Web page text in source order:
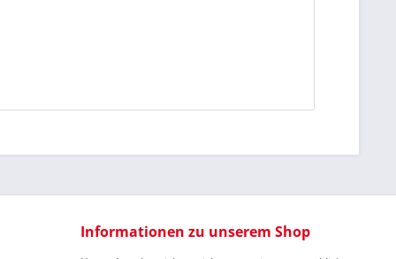
Informationen zu unserem Shop